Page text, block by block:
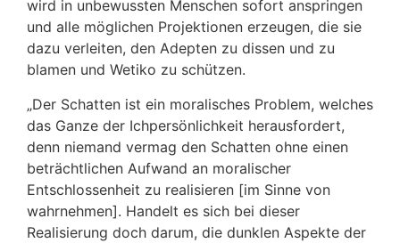
wird in unbewussten Menschen sofort anspringen
und alle möglichen Projektionen erzeugen, die sie
dazu verleiten, den Adepten zu dissen und zu
blamen und Wetiko zu schützen.
„Der Schatten ist ein moralisches Problem, welches
das Ganze der Ichpersönlichkeit herausfordert,
denn niemand vermag den Schatten ohne einen
beträchtlichen Aufwand an moralischer
Entschlossenheit zu realisieren [im Sinne von
wahrnehmen]. Handelt es sich bei dieser
Realisierung doch darum, die dunklen Aspekte der